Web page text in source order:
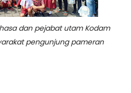
dan pejabat utam Kodam
pengunjung pameran